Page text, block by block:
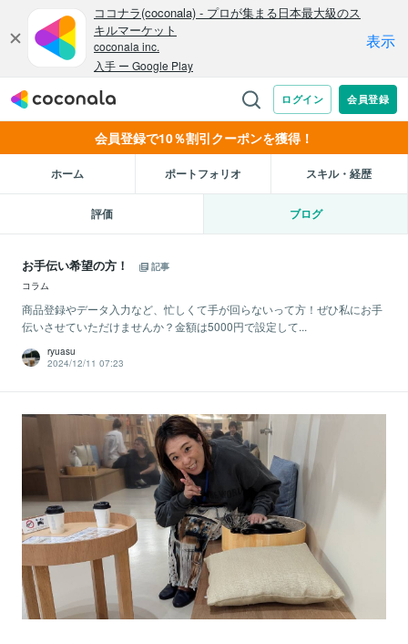
会員登録で10％割引クーポンを獲得！
ホーム ポートフォリオ スキル・経歴
評価 ブログ
お手伝い希望の方！
記事
コラム
商品登録やデータ入力など、忙しくて手が回らないって方！ぜひ私にお手
伝いさせていただけませんか？金額は5000円で設定して...
ryuasu
2024/12/11 07:23